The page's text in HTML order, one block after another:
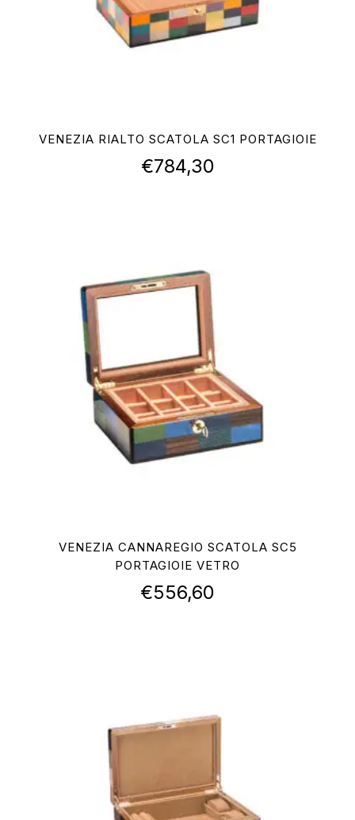
VENEZIA RIALTO SCATOLA SC1 PORTAGIOIE
€784,30
VENEZIA CANNAREGIO SCATOLA SC5
PORTAGIOIE VETRO
€556,60